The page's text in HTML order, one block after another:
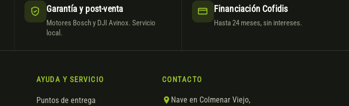
Garantía y post-venta
Motores Bosch y DJI Avinox. Servicio
local.
Financiación Cofidis
Hasta 24 meses, sin intereses.
AYUDA Y SERVICIO
Puntos de entrega
CONTACTO
Nave en Colmenar Viejo,